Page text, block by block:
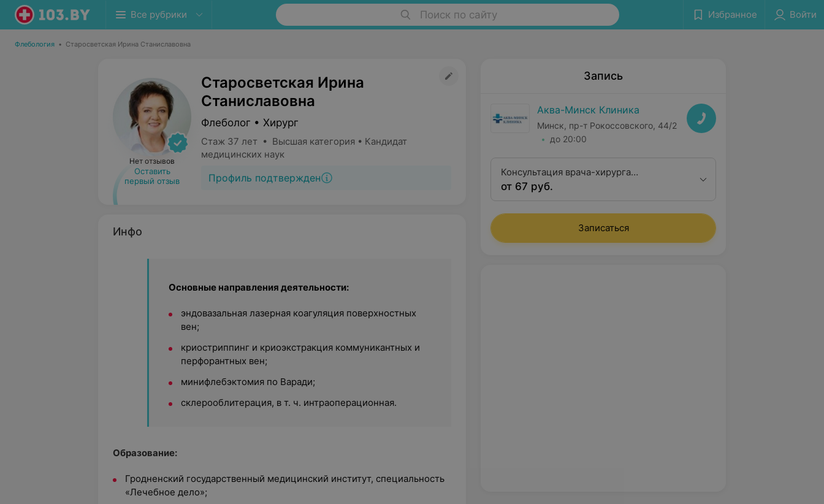
Все рубрики Поиск по сайту Избранное Войти
Флебология • Старосветская Ирина Станиславовна
Нет отзывов
Оставить
первый отзыв
Старосветская Ирина
Станиславовна
Флеболог • Хирург
Стаж 37 лет • Высшая категория • Кандидат
медицинских наук
Профиль подтвержден
Инфо
Основные направления деятельности:
эндовазальная лазерная коагуляция поверхностных
вен;
криостриппинг и криоэкстракция коммуникантных и
перфорантных вен;
минифлебэктомия по Варади;
склерооблитерация, в т. ч. интраоперационная.
Образование:
Гродненский государственный медицинский институт, специальность
«Лечебное дело»;
Запись
Аква-Минск Клиника
Минск, пр-т Рокоссовского, 44/2
до 20:00
Консультация врача-хирурга
(флеболога), кандидата медицинских
от 67 руб.
Записаться